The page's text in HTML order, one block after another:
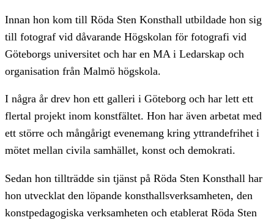
Innan hon kom till Röda Sten Konsthall utbildade hon sig
till fotograf vid dåvarande Högskolan för fotografi vid
Göteborgs universitet och har en MA i Ledarskap och
organisation från Malmö högskola.
I några år drev hon ett galleri i Göteborg och har lett ett
flertal projekt inom konstfältet. Hon har även arbetat med
ett större och mångårigt evenemang kring yttrandefrihet i
mötet mellan civila samhället, konst och demokrati.
Sedan hon tillträdde sin tjänst på Röda Sten Konsthall har
hon utvecklat den löpande konsthallsverksamheten, den
konstpedagogiska verksamheten och etablerat Röda Sten